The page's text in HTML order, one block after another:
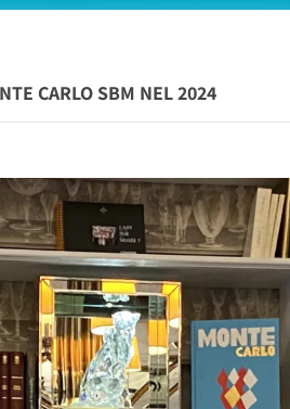
CARLO SBM NEL 2024